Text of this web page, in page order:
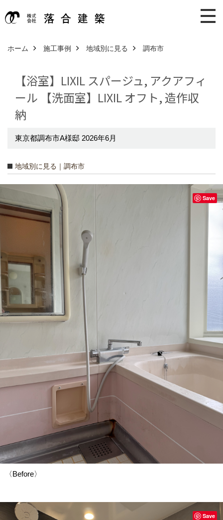
ホーム 施工事例 地域別に見る 調布市
【浴室】LIXIL スパージュ, アクアフィ
ール 【洗面室】LIXIL オフト, 造作収
納
東京都調布市A様邸 2026年6月
地域別に見る｜調布市
〈Before〉
Save
Save